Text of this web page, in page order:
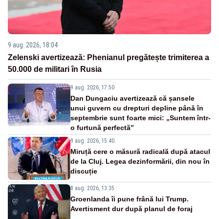
9 aug. 2026, 18:04
Zelenski avertizează: Phenianul pregătește trimiterea a
50.000 de militari în Rusia
9 aug. 2026, 17:50
Dan Dungaciu avertizează că șansele
unui guvern cu drepturi depline până în
septembrie sunt foarte mici: „Suntem într-
o furtună perfectă”
9 aug. 2026, 15:40
Miruță cere o măsură radicală după atacul
de la Cluj. Legea dezinformării, din nou în
discuție
8 aug. 2026, 13:35
Groenlanda îi pune frână lui Trump.
Avertisment dur după planul de foraj